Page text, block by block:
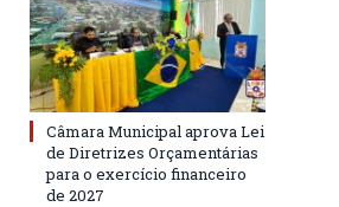
Câmara Municipal aprova Lei
de Diretrizes Orçamentárias
para o exercício financeiro
de 2027